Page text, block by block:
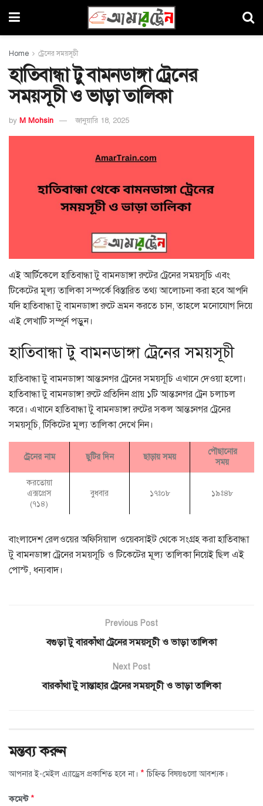
Home ট্রেনের সময়সূচী
হাতিবান্ধা টু বামনডাঙ্গা ট্রেনের
সময়সূচী ও ভাড়া তালিকা
by M Mohsin জানুয়ারি 18, 2025
এই আর্টিকেলে হাতিবান্ধা টু বামনডাঙ্গা রুটের ট্রেনের সময়সূচি এবং
টিকেটের মূল্য তালিকা সম্পর্কে বিস্তারিত তথ্য আলোচনা করা হবে আপনি
যদি হাতিবান্ধা টু বামনডাঙ্গা রুটে ভ্রমন করতে চান, তাহলে মনোযোগ দিয়ে
এই লেখাটি সম্পূর্ন পড়ুন।
হাতিবান্ধা টু বামনডাঙ্গা ট্রেনের সময়সূচী
হাতিবান্ধা টু বামনডাঙ্গা আন্তঃনগর ট্রেনের সময়সূচি এখানে দেওয়া হলো।
হাতিবান্ধা টু বামনডাঙ্গা রুটে প্রতিদিন প্রায় ১টি আন্তঃনগর ট্রেন চলাচল
করে। এখানে হাতিবান্ধা টু বামনডাঙ্গা রুটের সকল আন্তঃনগর ট্রেনের
সময়সূচি, টিকিটের মূল্য তালিকা দেখে নিন।
ট্রেনের নাম ছুটির দিন ছাড়ায় সময়
পৌছানোর
সময়
করতোয়া
এক্সপ্রেস
(৭১৪)
বুধবার ১৭ঃ০৮ ১৯ঃ৪৮
বাংলাদেশ রেলওয়ের অফিসিয়াল ওয়েবসাইট থেকে সংগ্রহ করা হাতিবান্ধা
টু বামনডাঙ্গা ট্রেনের সময়সূচি ও টিকেটের মূল্য তালিকা নিয়েই ছিল এই
পোস্ট, ধন্যবাদ।
Previous Post
বগুড়া টু বারকাঁথা ট্রেনের সময়সূচী ও ভাড়া তালিকা
Next Post
বারকাঁথা টু সান্তাহার ট্রেনের সময়সূচী ও ভাড়া তালিকা
মন্তব্য করুন
আপনার ই-মেইল এ্যাড্রেস প্রকাশিত হবে না। * চিহ্নিত বিষয়গুলো আবশ্যক।
কমেন্ট*